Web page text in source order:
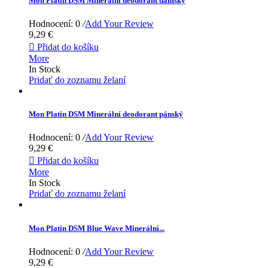
Hodnocení: 0 /Add Your Review
9,29 €
 Přidat do košíku
More
In Stock
Pridať do zoznamu želaní
Mon Platin DSM Minerální deodorant pánský
Hodnocení: 0 /Add Your Review
9,29 €
 Přidat do košíku
More
In Stock
Pridať do zoznamu želaní
Mon Platin DSM Blue Wave Minerální...
Hodnocení: 0 /Add Your Review
9,29 €